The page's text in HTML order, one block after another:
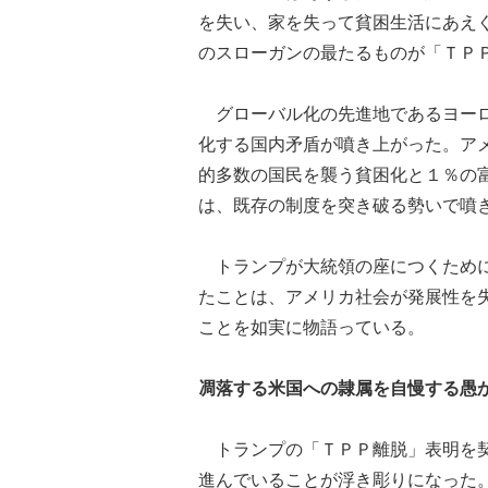
を失い、家を失って貧困生活にあ
のスローガンの最たるものが「ＴＰ
グローバル化の先進地であるヨー
化する国内矛盾が噴き上がった。ア
的多数の国民を襲う貧困化と１％の
は、既存の制度を突き破る勢いで噴
トランプが大統領の座につくため
たことは、アメリカ社会が発展性を
ことを如実に物語っている。
凋落する米国への隷属を自慢する愚
トランプの「ＴＰＰ離脱」表明を
進んでいることが浮き彫りになった